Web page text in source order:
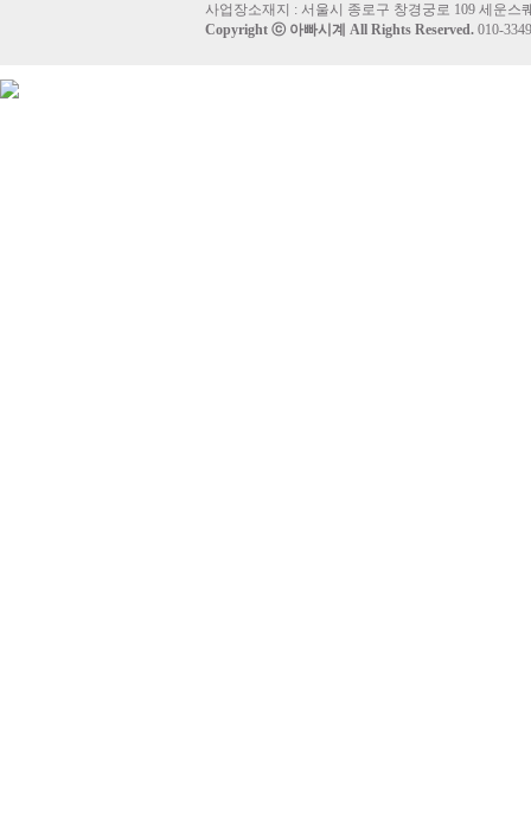
사업장소재지 : 서울시 종로구 창경궁로 109 세운스
Copyright ⓒ 아빠시계 All Rights Reserved. 010-